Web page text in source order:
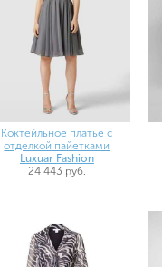
Коктейльное платье с
отделкой пайетками
Luxuar Fashion
24 443 руб.